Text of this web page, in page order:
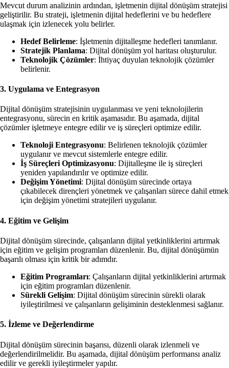
Mevcut durum analizinin ardından, işletmenin dijital dönüşüm stratejisi
geliştirilir. Bu strateji, işletmenin dijital hedeflerini ve bu hedeflere
ulaşmak için izlenecek yolu belirler.
Hedef Belirleme: İşletmenin dijitalleşme hedefleri tanımlanır.
Stratejik Planlama: Dijital dönüşüm yol haritası oluşturulur.
Teknolojik Çözümler: İhtiyaç duyulan teknolojik çözümler
belirlenir.
3. Uygulama ve Entegrasyon
Dijital dönüşüm stratejisinin uygulanması ve yeni teknolojilerin
entegrasyonu, sürecin en kritik aşamasıdır. Bu aşamada, dijital
çözümler işletmeye entegre edilir ve iş süreçleri optimize edilir.
Teknoloji Entegrasyonu: Belirlenen teknolojik çözümler
uygulanır ve mevcut sistemlerle entegre edilir.
İş Süreçleri Optimizasyonu: Dijitalleşme ile iş süreçleri
yeniden yapılandırılır ve optimize edilir.
Değişim Yönetimi: Dijital dönüşüm sürecinde ortaya
çıkabilecek dirençleri yönetmek ve çalışanları sürece dahil etmek
için değişim yönetimi stratejileri uygulanır.
4. Eğitim ve Gelişim
Dijital dönüşüm sürecinde, çalışanların dijital yetkinliklerini artırmak
için eğitim ve gelişim programları düzenlenir. Bu, dijital dönüşümün
başarılı olması için kritik bir adımdır.
Eğitim Programları: Çalışanların dijital yetkinliklerini artırmak
için eğitim programları düzenlenir.
Sürekli Gelişim: Dijital dönüşüm sürecinin sürekli olarak
iyileştirilmesi ve çalışanların gelişiminin desteklenmesi sağlanır.
5. İzleme ve Değerlendirme
Dijital dönüşüm sürecinin başarısı, düzenli olarak izlenmeli ve
değerlendirilmelidir. Bu aşamada, dijital dönüşüm performansı analiz
edilir ve gerekli iyileştirmeler yapılır.